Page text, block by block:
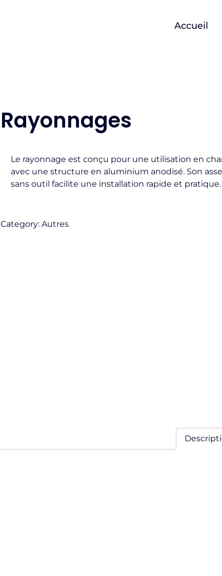
Accueil
Rayonnages
Le rayonnage est conçu pour une utilisation en
avec une structure en aluminium anodisé. Son
sans outil facilite une installation rapide et pratique.
Category: Autres